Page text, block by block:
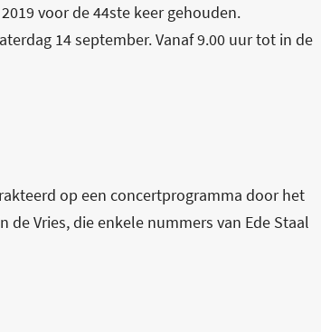
voor de 44ste keer gehouden.
14 september. Vanaf 9.00 uur tot in de
op een concertprogramma door het
de Vries, die enkele nummers van Ede Staal